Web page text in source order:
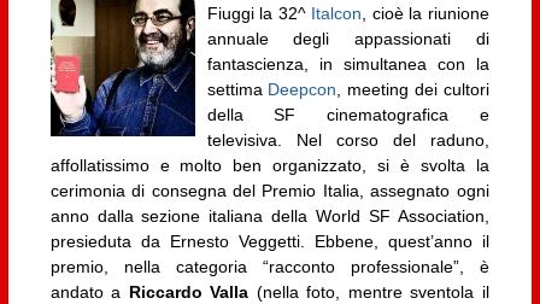
Fiuggi la 32^ Italcon , cioè la riunione
annuale degli appassionati di
fantascienza, in simultanea con la
settima Deepcon , meeting dei cultori
della SF cinematografica e
televisiva. Nel corso del raduno,
affollatissimo e molto ben organizzato, si è svolta la
cerimonia di consegna del Premio Italia, assegnato ogni
anno dalla sezione italiana della World SF Association,
presieduta da Ernesto Veggetti. Ebbene, quest’anno il
premio, nella categoria “racconto professionale”, è
andato a Riccardo Valla (nella foto, mentre sventola il